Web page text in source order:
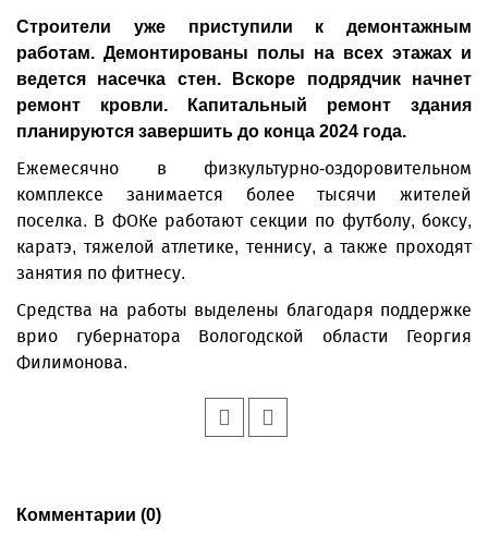
Строители уже приступили к демонтажным
работам. Демонтированы полы на всех этажах и
ведется насечка стен. Вскоре подрядчик начнет
ремонт кровли. Капитальный ремонт здания
планируются завершить до конца 2024 года.
Ежемесячно в физкультурно-оздоровительном
комплексе занимается более тысячи жителей
поселка. В ФОКе работают секции по футболу, боксу,
каратэ, тяжелой атлетике, теннису, а также проходят
занятия по фитнесу.
Средства на работы выделены благодаря поддержке
врио губернатора Вологодской области Георгия
Филимонова.
Комментарии (0)